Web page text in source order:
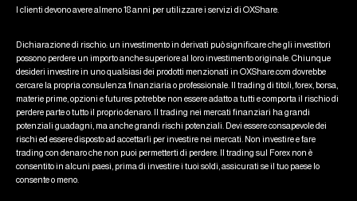
I clienti devono avere almeno 18 anni per utilizzare i servizi di OXShare.
Dichiarazione di rischio: un investimento in derivati può significare che gli investitori
possono perdere un importo anche superiore al loro investimento originale. Chiunque
desideri investire in uno qualsiasi dei prodotti menzionati in OXShare.com dovrebbe
cercare la propria consulenza finanziaria o professionale. Il trading di titoli, forex, borsa,
materie prime, opzioni e futures potrebbe non essere adatto a tutti e comporta il rischio di
perdere parte o tutto il proprio denaro. Il trading nei mercati finanziari ha grandi
potenziali guadagni, ma anche grandi rischi potenziali. Devi essere consapevole dei
rischi ed essere disposto ad accettarli per investire nei mercati. Non investire e fare
trading con denaro che non puoi permetterti di perdere. Il trading sul Forex non è
consentito in alcuni paesi, prima di investire i tuoi soldi, assicurati se il tuo paese lo
consente o meno.